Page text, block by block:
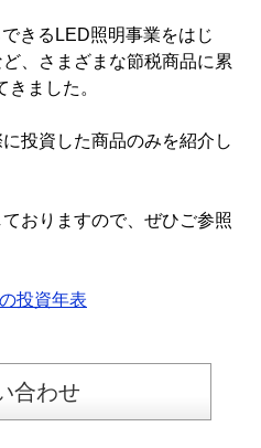
きるLED照明事業をはじ
、さまざまな節税商品に累
ました。
投資した商品のみを紹介し
おりますので、ぜひご参照
投資年表
合わせ